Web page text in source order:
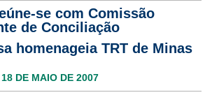
se com Comissão
de Conciliação
homenageia TRT de Minas
DE MAIO DE 2007